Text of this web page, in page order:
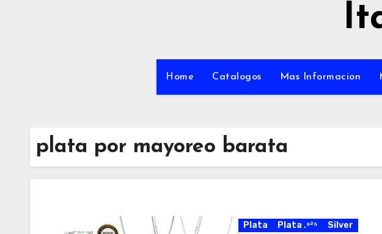
Home Catalogos Mas Informacion
plata por mayoreo barata
Plata Plata .⁹²⁵ Silver